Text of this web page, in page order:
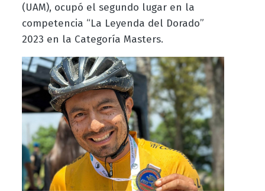
(UAM), ocupó el segundo lugar en la
competencia “La Leyenda del Dorado”
2023 en la Categoría Masters.